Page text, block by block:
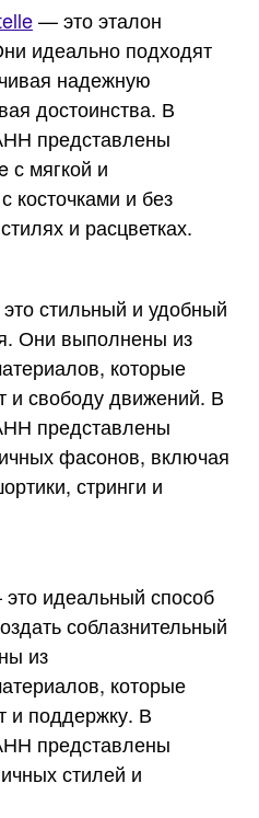
— это эталон
идеально подходят
надежную
достоинства. В
представлены
с мягкой и
косточками и без
и расцветках.
стильный и удобный
Они выполнены из
которые
и свободу движений. В
представлены
фасонов, включая
стринги и
идеальный способ
соблазнительный
из
которые
и поддержку. В
представлены
стилей и